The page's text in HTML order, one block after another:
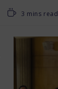
3 mins read